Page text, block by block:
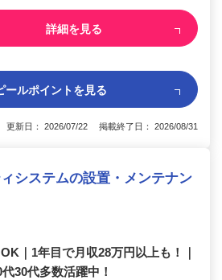
詳細を見る
ールポイントを見る
更新日： 2026/07/22 掲載終了日： 2026/08/31
システムの設置・メンテナン
｜1年目で月収28万円以上も！｜
30代多数活躍中！